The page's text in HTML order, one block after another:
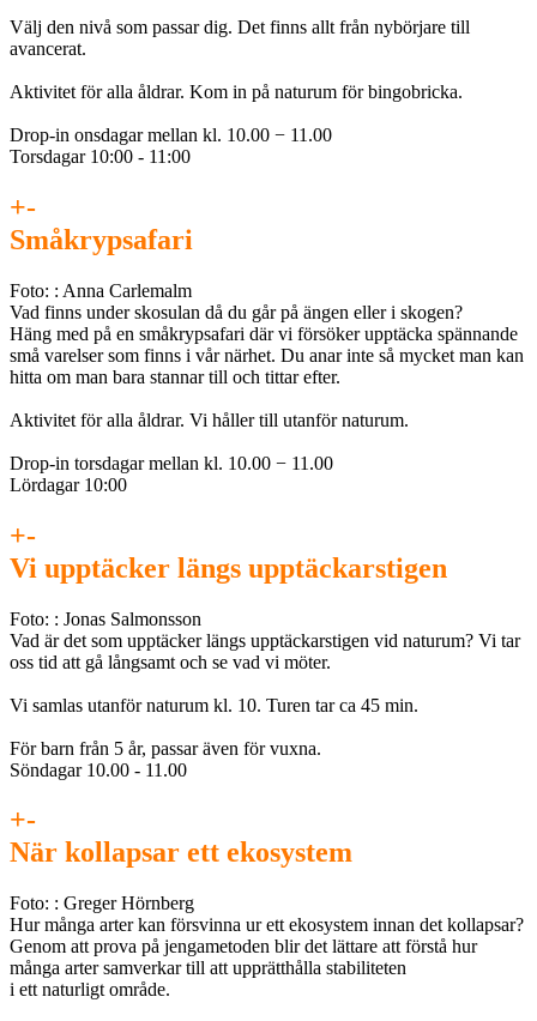
Välj den nivå som passar dig. Det finns allt från nybörjare till
avancerat.
Aktivitet för alla åldrar. Kom in på naturum för bingobricka.
Drop-in onsdagar mellan kl. 10.00 − 11.00
Torsdagar 10:00 - 11:00
+-
Småkrypsafari
Foto: : Anna Carlemalm
Vad finns under skosulan då du går på ängen eller i skogen?
Häng med på en småkrypsafari där vi försöker upptäcka spännande
små varelser som finns i vår närhet. Du anar inte så mycket man kan
hitta om man bara stannar till och tittar efter.
Aktivitet för alla åldrar. Vi håller till utanför naturum.
Drop-in torsdagar mellan kl. 10.00 − 11.00
Lördagar 10:00
+-
Vi upptäcker längs upptäckarstigen
Foto: : Jonas Salmonsson
Vad är det som upptäcker längs upptäckarstigen vid naturum? Vi tar
oss tid att gå långsamt och se vad vi möter.
Vi samlas utanför naturum kl. 10. Turen tar ca 45 min.
För barn från 5 år, passar även för vuxna.
Söndagar 10.00 - 11.00
+-
När kollapsar ett ekosystem
Foto: : Greger Hörnberg
Hur många arter kan försvinna ur ett ekosystem innan det kollapsar?
Genom att prova på jengametoden blir det lättare att förstå hur
många arter samverkar till att upprätthålla stabiliteten
i ett naturligt område.